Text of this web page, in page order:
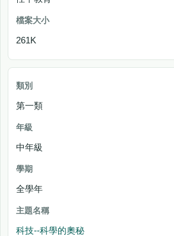
261K
第一類
中年級
全學年
科技--科學的奧秘